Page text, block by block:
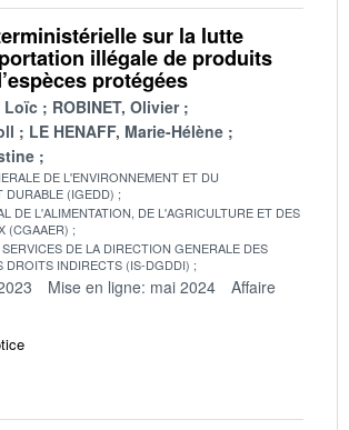
sur la lutte
illégale de produits
protégées
Loïc
ROBINET, Olivier
LE HENAFF, Marie-Hélène
DE L'ENVIRONNEMENT ET DU
DURABLE (IGEDD)
DE L'ALIMENTATION, DE L'AGRICULTURE ET DES
(CGAAER)
DE LA DIRECTION GENERALE DES
DROITS INDIRECTS (IS-DGDDI)
Mise en ligne: mai 2024
Affaire